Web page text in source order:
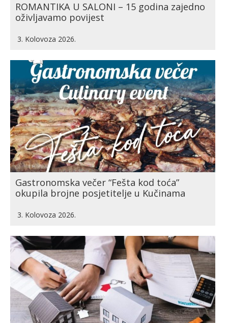
ROMANTIKA U SALONI – 15 godina zajedno
oživljavamo povijest
3. Kolovoza 2026.
Gastronomska večer “Fešta kod toća”
okupila brojne posjetitelje u Kučinama
3. Kolovoza 2026.